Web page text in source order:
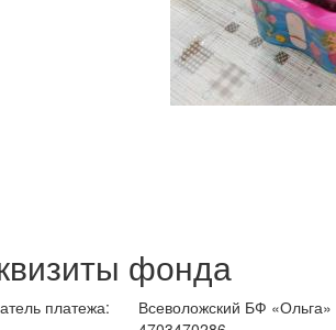
фонда
платежа:
Всеволожский БФ «Ольга»